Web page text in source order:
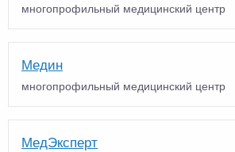
многопрофильный медицинский центр
Медин
многопрофильный медицинский центр
МедЭксперт